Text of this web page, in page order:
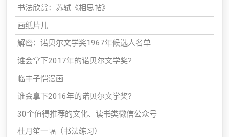
书法欣赏：苏轼《相思帖》
画纸片儿
解密：诺贝尔文学奖1967年候选人名单
谁会拿下2017年的诺贝尔文学奖?
临丰子恺漫画
谁会拿下2016年的诺贝尔文学奖?
30个值得推荐的文化、读书类微信公众号
杜月笙一幅（书法练习）